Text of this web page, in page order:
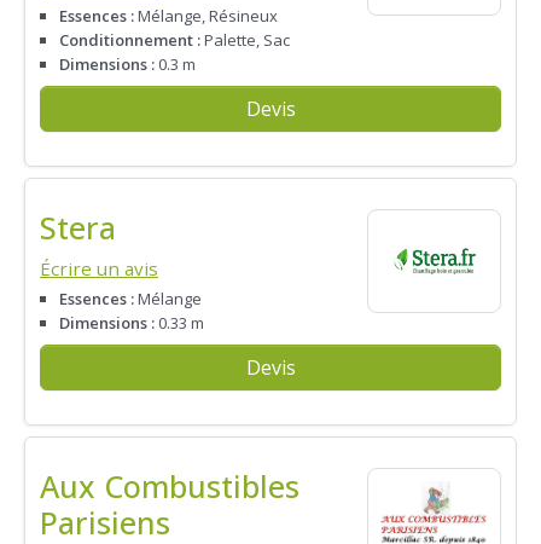
Essences :Mélange, Résineux
Conditionnement :Palette, Sac
Dimensions : 0.3 m
Devis
Stera
Écrire un avis
Essences :Mélange
Dimensions : 0.33 m
Devis
Aux Combustibles
Parisiens